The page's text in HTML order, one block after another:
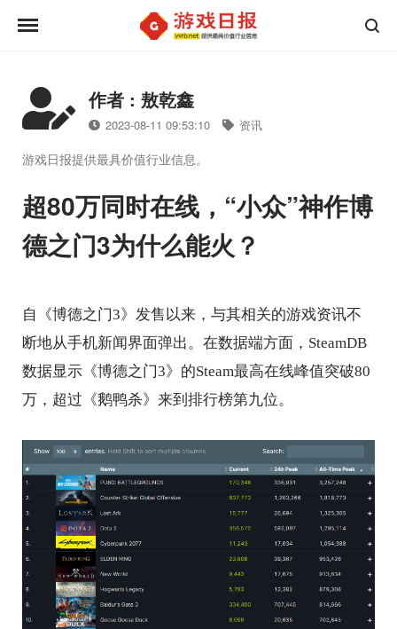
作者 : 敖乾鑫
2023-08-11 09:53:10 资讯
游戏日报提供最具价值行业信息。
超80万同时在线，“小众”神作博
德之门3为什么能火？
自《博德之门3》发售以来，与其相关的游戏资讯不
断地从手机新闻界面弹出。在数据端方面，SteamDB
数据显示《博德之门3》的Steam最高在线峰值突破80
万，超过《鹅鸭杀》来到排行榜第九位。